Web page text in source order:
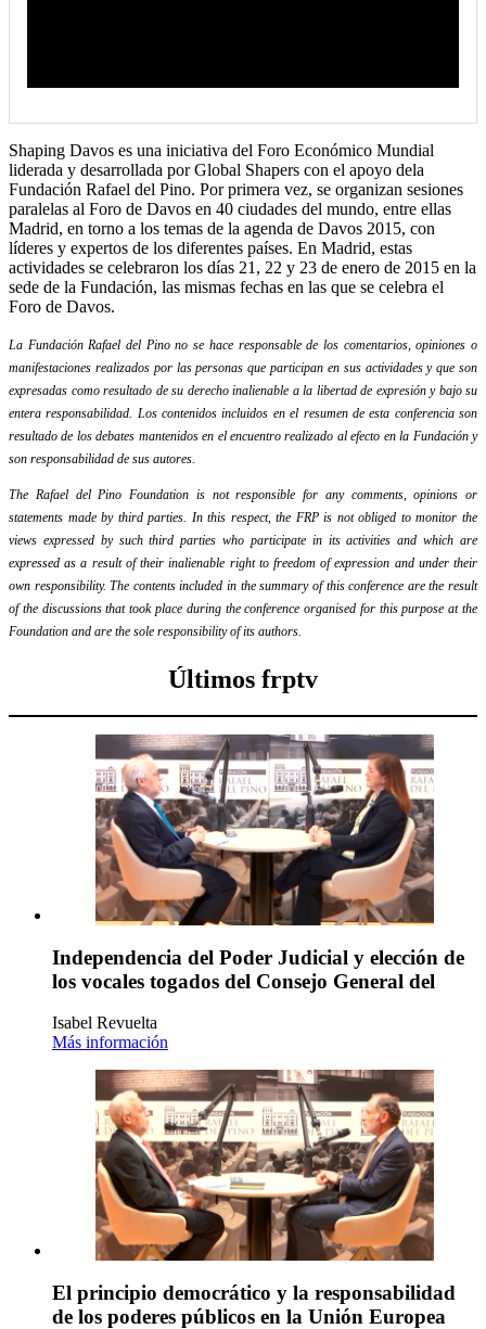
Shaping Davos es una iniciativa del Foro Económico Mundial
liderada y desarrollada por Global Shapers con el apoyo dela
Fundación Rafael del Pino. Por primera vez, se organizan sesiones
paralelas al Foro de Davos en 40 ciudades del mundo, entre ellas
Madrid, en torno a los temas de la agenda de Davos 2015, con
líderes y expertos de los diferentes países. En Madrid, estas
actividades se celebraron los días 21, 22 y 23 de enero de 2015 en la
sede de la Fundación, las mismas fechas en las que se celebra el
Foro de Davos.
La Fundación Rafael del Pino no se hace responsable de los comentarios, opiniones o
manifestaciones realizados por las personas que participan en sus actividades y que son
expresadas como resultado de su derecho inalienable a la libertad de expresión y bajo su
entera responsabilidad. Los contenidos incluidos en el resumen de esta conferencia son
resultado de los debates mantenidos en el encuentro realizado al efecto en la Fundación y
son responsabilidad de sus autores.
The Rafael del Pino Foundation is not responsible for any comments, opinions or
statements made by third parties. In this respect, the FRP is not obliged to monitor the
views expressed by such third parties who participate in its activities and which are
expressed as a result of their inalienable right to freedom of expression and under their
own responsibility. The contents included in the summary of this conference are the result
of the discussions that took place during the conference organised for this purpose at the
Foundation and are the sole responsibility of its authors.
Últimos frptv
Independencia del Poder Judicial y elección de
los vocales togados del Consejo General del
Isabel Revuelta
Más información
El principio democrático y la responsabilidad
de los poderes públicos en la Unión Europea